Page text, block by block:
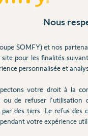
Maintenant c'est
Nous
SOMFY) et nos
pour les finalités
personnalisée et
votre droit à la
ou de refuser l'utilisation
par des tiers. Le refus des
votre expérience